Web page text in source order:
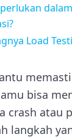
dalam
Load
bisa
crash atau
langkah